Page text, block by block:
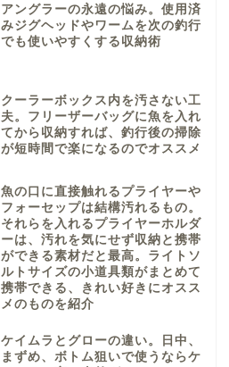
アングラーの永遠の悩み。使用済
みジグヘッドやワームを次の釣行
でも使いやすくする収納術
クーラーボックス内を汚さない工
夫。フリーザーバッグに魚を入れ
てから収納すれば、釣行後の掃除
が短時間で楽になるのでオススメ
魚の口に直接触れるプライヤーや
フォーセップは結構汚れるもの。
それらを入れるプライヤーホルダ
ーは、汚れを気にせず収納と携帯
ができる素材だと最高。ライトソ
ルトサイズの小道具類がまとめて
携帯できる、きれい好きにオスス
メのものを紹介
ケイムラとグローの違い。日中、
まずめ、ボトム狙いで使うならケ